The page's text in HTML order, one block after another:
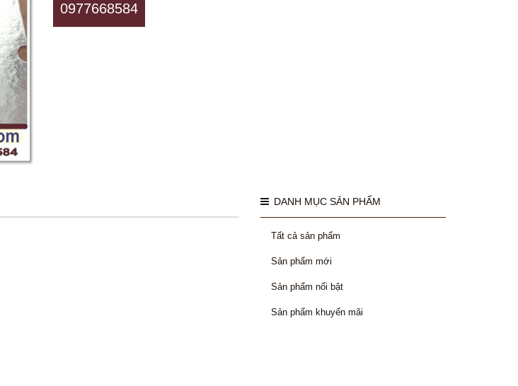
0977668584
DANH MỤC SẢN PHẨM
Tất cả sản phẩm
Sản phẩm mới
Sản phẩm nổi bật
Sản phẩm khuyến mãi